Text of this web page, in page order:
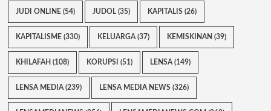
JUDI ONLINE (54) JUDOL(35) KAPITALIS (26)
KAPITALISME (330) KELUARGA(37) KEMISKINAN (39)
KHILAFAH (108) KORUPSI (51) LENSA(149)
LENSA MEDIA(239) LENSA MEDIA NEWS (326)